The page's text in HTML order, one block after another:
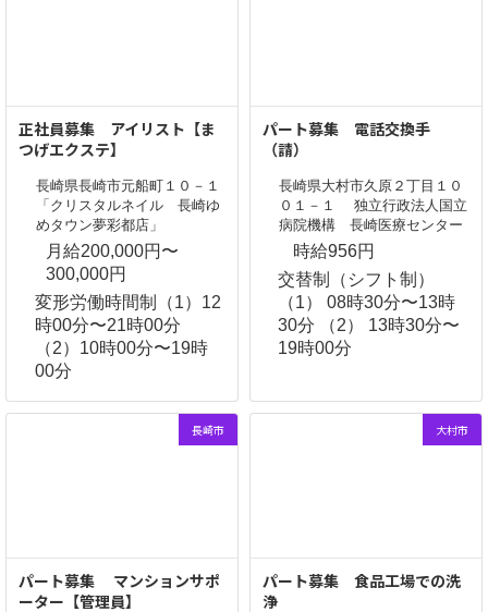
正社員募集 アイリスト【ま
つげエクステ】
長崎県長崎市元船町１０－１
「クリスタルネイル 長崎ゆ
めタウン夢彩都店」
月給200,000円〜
300,000円
変形労働時間制（1）12
時00分〜21時00分
（2）10時00分〜19時
00分
パート募集 電話交換手
（請）
長崎県大村市久原２丁目１０
０１－１ 独立行政法人国立
病院機構 長崎医療センター
時給956円
交替制（シフト制）
（1） 08時30分〜13時
30分 （2） 13時30分〜
19時00分
長崎市
パート募集 マンションサポ
ーター【管理員】
大村市
パート募集 食品工場での洗
浄